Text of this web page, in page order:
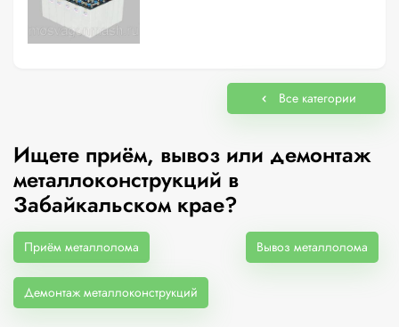
Все категории
Ищете приём, вывоз или демонтаж
металлоконструкций в
Забайкальском крае?
Приём металлолома Вывоз металлолома
Демонтаж металлоконструкций